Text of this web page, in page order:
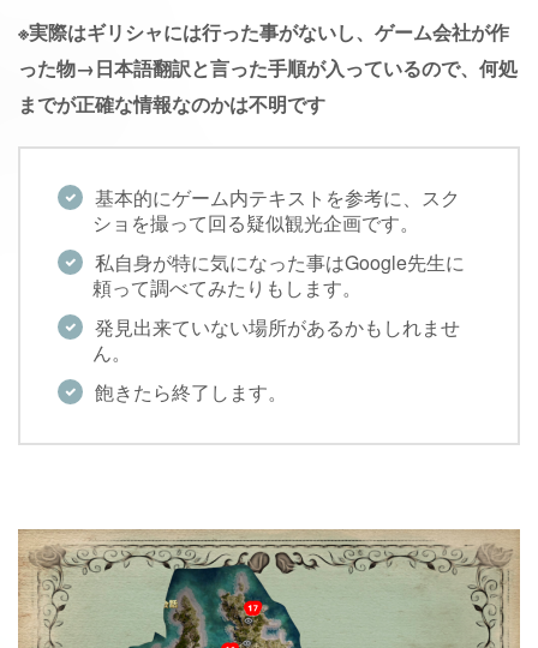
※実際はギリシャには行った事がないし、ゲーム会社が作
った物→日本語翻訳と言った手順が入っているので、何処
までが正確な情報なのかは不明です
基本的にゲーム内テキストを参考に、スク
ショを撮って回る疑似観光企画です。
私自身が特に気になった事はGoogle先生に
頼って調べてみたりもします。
発見出来ていない場所があるかもしれませ
ん。
飽きたら終了します。